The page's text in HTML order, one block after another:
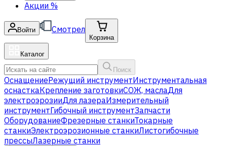
Акции %
Войти Смотрел
Корзина
Каталог
Поиск
ОснащениеРежущий инструментИнструментальная
оснасткаКрепление заготовкиСОЖ, маслаДля
электроэрозииДля лазераИзмерительный
инструментГибочный инструментЗапчасти
ОборудованиеФрезерные станкиТокарные
станкиЭлектроэрозионные станкиЛистогибочные
прессыЛазерные станки